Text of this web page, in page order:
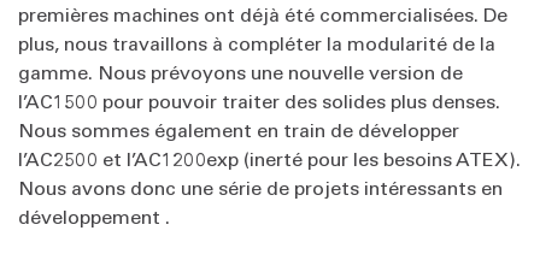
premières machines ont déjà été commercialisées. De
plus, nous travaillons à compléter la modularité de la
gamme. Nous prévoyons une nouvelle version de
l’AC1500 pour pouvoir traiter des solides plus denses.
Nous sommes également en train de développer
l’AC2500 et l’AC1200exp (inerté pour les besoins ATEX).
Nous avons donc une série de projets intéressants en
développement .